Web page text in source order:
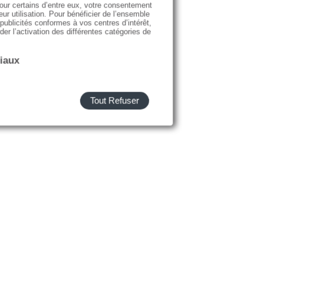
certains d’entre eux, votre consentement
utilisation. Pour bénéficier de l’ensemble
conformes à vos centres d’intérêt,
l’activation des différentes catégories de
Tout Refuser